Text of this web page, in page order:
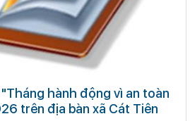
hành động vì an toàn
trên địa bàn xã Cát Tiên